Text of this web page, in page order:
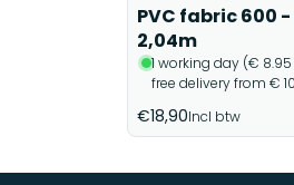
PVC fabric 600
2,04m
1 working day (€
free delivery from €
€18,90Incl btw